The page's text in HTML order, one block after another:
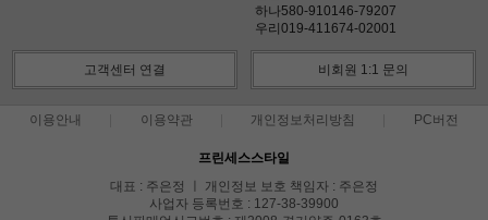
하나580-910146-79207
우리019-411674-02001
고객센터 연결 비회원 1:1 문의
이용안내 이용약관 개인정보처리방침 PC버전
프린세스스타일
대표 : 주은정 ㅣ 개인정보 보호 책임자 : 주은정
사업자 등록번호 : 127-38-39900